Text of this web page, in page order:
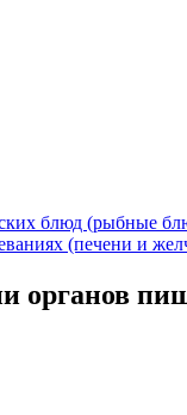
блюд (рыбные
(печени и
органов